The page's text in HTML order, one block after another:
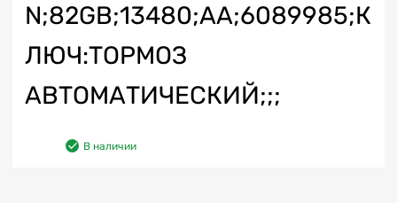
N;82GB;13480;AA;6089985;К
ЛЮЧ:ТОРМОЗ
АВТОМАТИЧЕСКИЙ;;;
В наличии